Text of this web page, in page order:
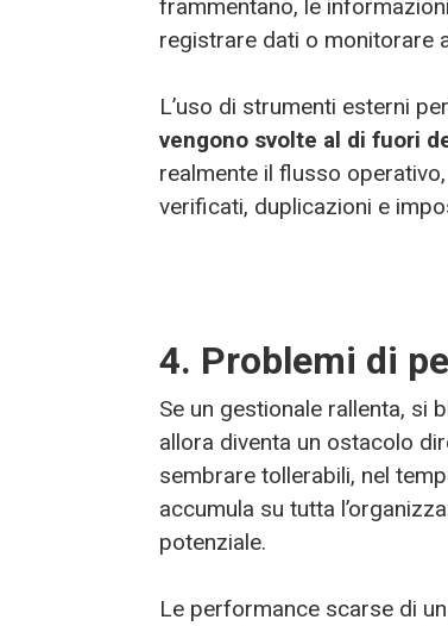
frammentano, le
registrare dati o monitorare
L’uso di strumenti esterni
vengono svolte al di fuori
realmente il flusso
verificati, duplicazioni e
4. Problemi di
Se un gestionale rallenta, si
allora diventa un ostacolo
sembrare tollerabili, nel
accumula su tutta
potenziale.
Le performance scarse di